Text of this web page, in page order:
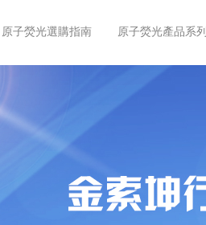
原子熒光選購指南 原子熒光產品系列